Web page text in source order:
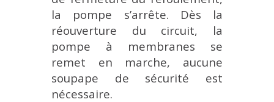
la pompe s’arrête. Dès la
réouverture du circuit, la
pompe à membranes se
remet en marche, aucune
soupape de sécurité est
nécessaire.